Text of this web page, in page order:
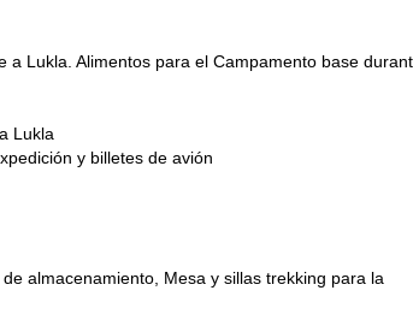
Lukla. Alimentos para el Campamento base
Lukla
y billetes de avión
almacenamiento, Mesa y sillas trekking para la